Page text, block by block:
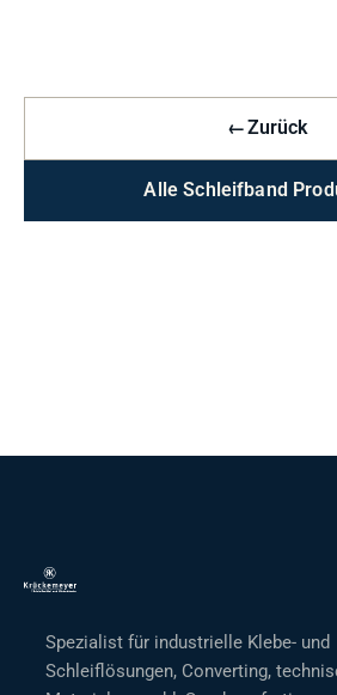
←Zurück
Alle Schleifband
Spezialist für industrielle Klebe- und
Schleiflösungen, Converting,